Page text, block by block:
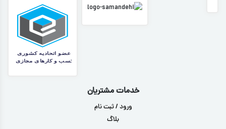
خدمات مشتریان
ورود / ثبت نام
بلاگ